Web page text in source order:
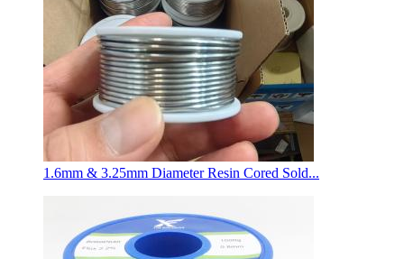
1.6mm & 3.25mm Diameter Resin Cored Sold...